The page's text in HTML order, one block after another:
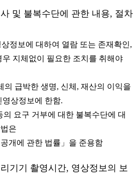
및 불복수단에 관한 내용, 절차
정보에 대하여 열람 또는 존재확인,
지체없이 필요한 조치를 취해야
의 급박한 생명, 신체, 재산의 이익을
상정보에 한함.
요구 거부에 대한 불복수단에 대
은
공개에 관한 법률」을 준용함
기기 촬영시간, 영상정보의 보